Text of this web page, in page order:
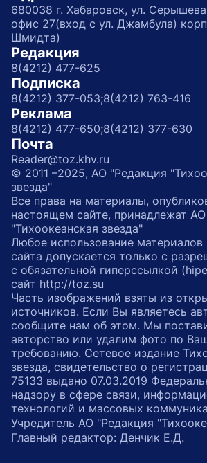
680038 г. Хабаровск, ул.
офис 27(вход с ул. Джамбула)
Шмидта)
Редакция
8(4212) 477-625
Подписка
8(4212) 377-053;8(4212) 763-416
Реклама
8(4212) 477-650;8(4212) 377-630
Почта
Reader@toz.khv.ru
© 2011 –2025, АО "Редакция
звезда"
Все права на материалы,
настоящем сайте, принадлежат
"Тихоокеанская звезда"
Любое использование материалов
сайта допускается только с
с обязательной гиперссылкой
сайт http://toz.su
Часть изображений взяты из
источников. Если Вы являетесь
сообщите нам об этом. Мы
авторство или удалим фото по
требованию. Сетевое издание
звезда, свидетельство о
75133 выдано 07.03.2019
надзору в сфере связи,
технологий и массовых
Учредитель АО "Редакция
Главный редактор: Денчик Е.Д.